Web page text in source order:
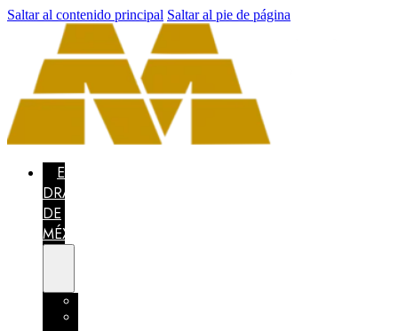
Saltar al contenido principal Saltar al pie de página
EL
DRAGÓN
DE
MÉXICO